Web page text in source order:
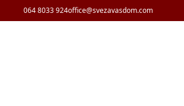
064 8033 924office@svezavasdom.com